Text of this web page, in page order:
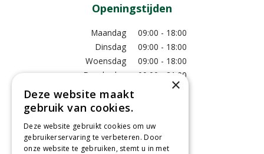
Openingstijden
Maandag
09:00 - 18:00
Dinsdag
09:00 - 18:00
Woensdag
09:00 - 18:00
Donderdag
09:00 - 21:00
Vrijdag
09:00 - 18:00
Zaterdag
Toon alle openingstijden
×
Deze website maakt
gebruik van cookies.
Deze website gebruikt cookies om uw
gebruikerservaring te verbeteren. Door
onze website te gebruiken, stemt u in met